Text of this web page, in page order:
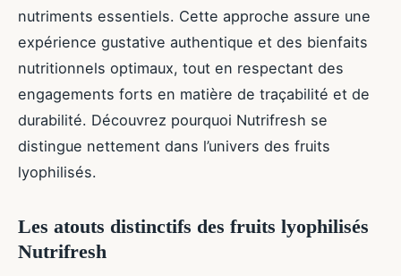
nutriments essentiels. Cette approche assure une
expérience gustative authentique et des bienfaits
nutritionnels optimaux, tout en respectant des
engagements forts en matière de traçabilité et de
durabilité. Découvrez pourquoi Nutrifresh se
distingue nettement dans l’univers des fruits
lyophilisés.
Les atouts distinctifs des fruits lyophilisés
Nutrifresh